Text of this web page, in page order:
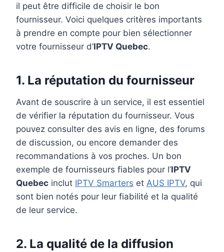
il peut être difficile de choisir le bon
fournisseur. Voici quelques critères importants
à prendre en compte pour bien sélectionner
votre fournisseur d’IPTV Quebec.
1. La réputation du fournisseur
Avant de souscrire à un service, il est essentiel
de vérifier la réputation du fournisseur. Vous
pouvez consulter des avis en ligne, des forums
de discussion, ou encore demander des
recommandations à vos proches. Un bon
exemple de fournisseurs fiables pour l’IPTV
Quebec inclut IPTV Smarters et AUS IPTV, qui
sont bien notés pour leur fiabilité et la qualité
de leur service.
2. La qualité de la diffusion